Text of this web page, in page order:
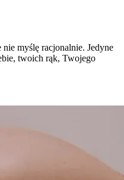
nie myślę racjonalnie. Jedyne
twoich rąk, Twojego